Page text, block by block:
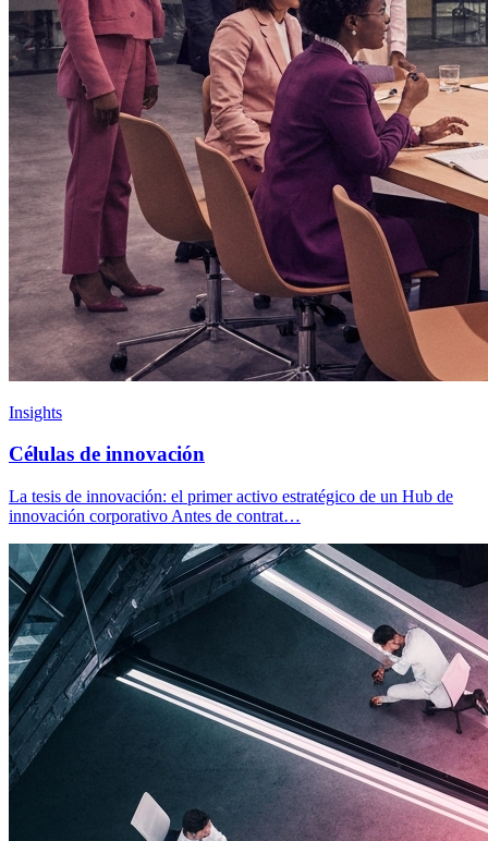
Insights
Células de innovación
La tesis de innovación: el primer activo estratégico de un Hub de
innovación corporativo Antes de contrat…